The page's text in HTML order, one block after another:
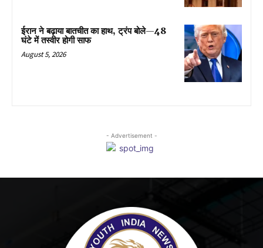
ईरान ने बढ़ाया बातचीत का हाथ, ट्रंप बोले—48
घंटे में तस्वीर होगी साफ
August 5, 2026
- Advertisement -